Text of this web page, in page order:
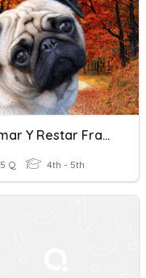
Sumar Y Restar Fracciones #2
5 Q 4th - 5th